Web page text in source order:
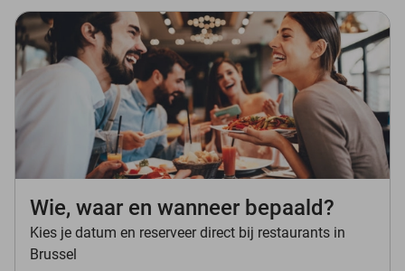
Wie, waar en wanneer bepaald?
Kies je datum en reserveer direct bij restaurants in
Brussel